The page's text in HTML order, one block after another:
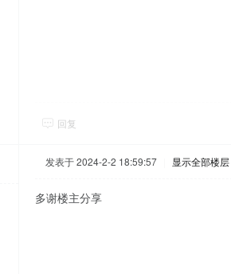
回复
发表于 2024-2-2 18:59:57 显示全部楼层
多谢楼主分享